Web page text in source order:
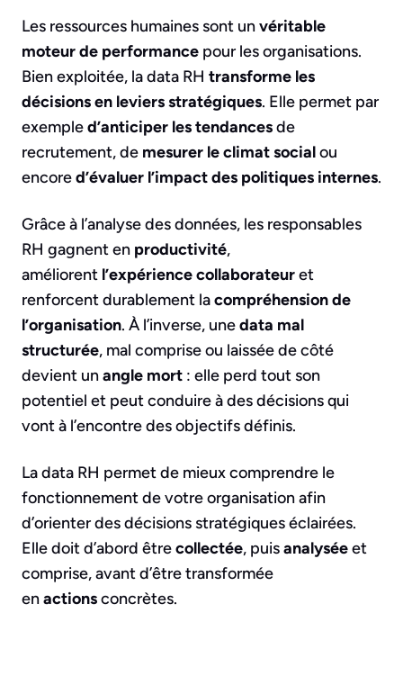
Les ressources humaines sont unvéritable
moteur de performance pour les organisations.
Bien exploitée, la data RH transforme les
décisions en leviers stratégiques. Elle permet par
exempled’anticiper les tendancesde
recrutement, de mesurer le climat socialou
encored’évaluer l’impact des politiques internes.
Grâce à l’analyse des données, les responsables
RH gagnent en productivité,
améliorent l’expérience collaborateuret
renforcent durablement lacompréhension de
l’organisation. À l’inverse, unedata mal
structurée, mal comprise ou laissée de côté
devient unangle mort : elle perd tout son
potentiel et peut conduire à des décisions qui
vont à l’encontre des objectifs définis.
La data RH permet de mieux comprendre le
fonctionnement de votre organisation afin
d’orienter des décisions stratégiques éclairées.
Elle doit d’abord êtrecollectée, puisanalyséeet
comprise, avant d’être transformée
enactionsconcrètes.